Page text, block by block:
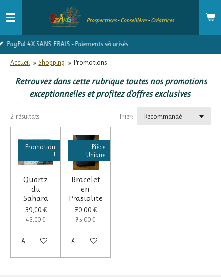
au
contenu
principal
Prospectrices-Conseillères-Créatrices
FRAIS - Paiements sécurisés
Accueil » Shopping » Promotions
Retrouvez dans cette rubrique toutes nos promotions
exceptionnelles et profitez d'offres exclusives
2 résultats Trier:
Promotion
!
Quartz
du
Sahara
39,00 €
43,00 €
Ajouter au panier
Pièce
Unique
Bracelet
en
Prasiolite
70,00 €
75,00 €
Ajouter au panier